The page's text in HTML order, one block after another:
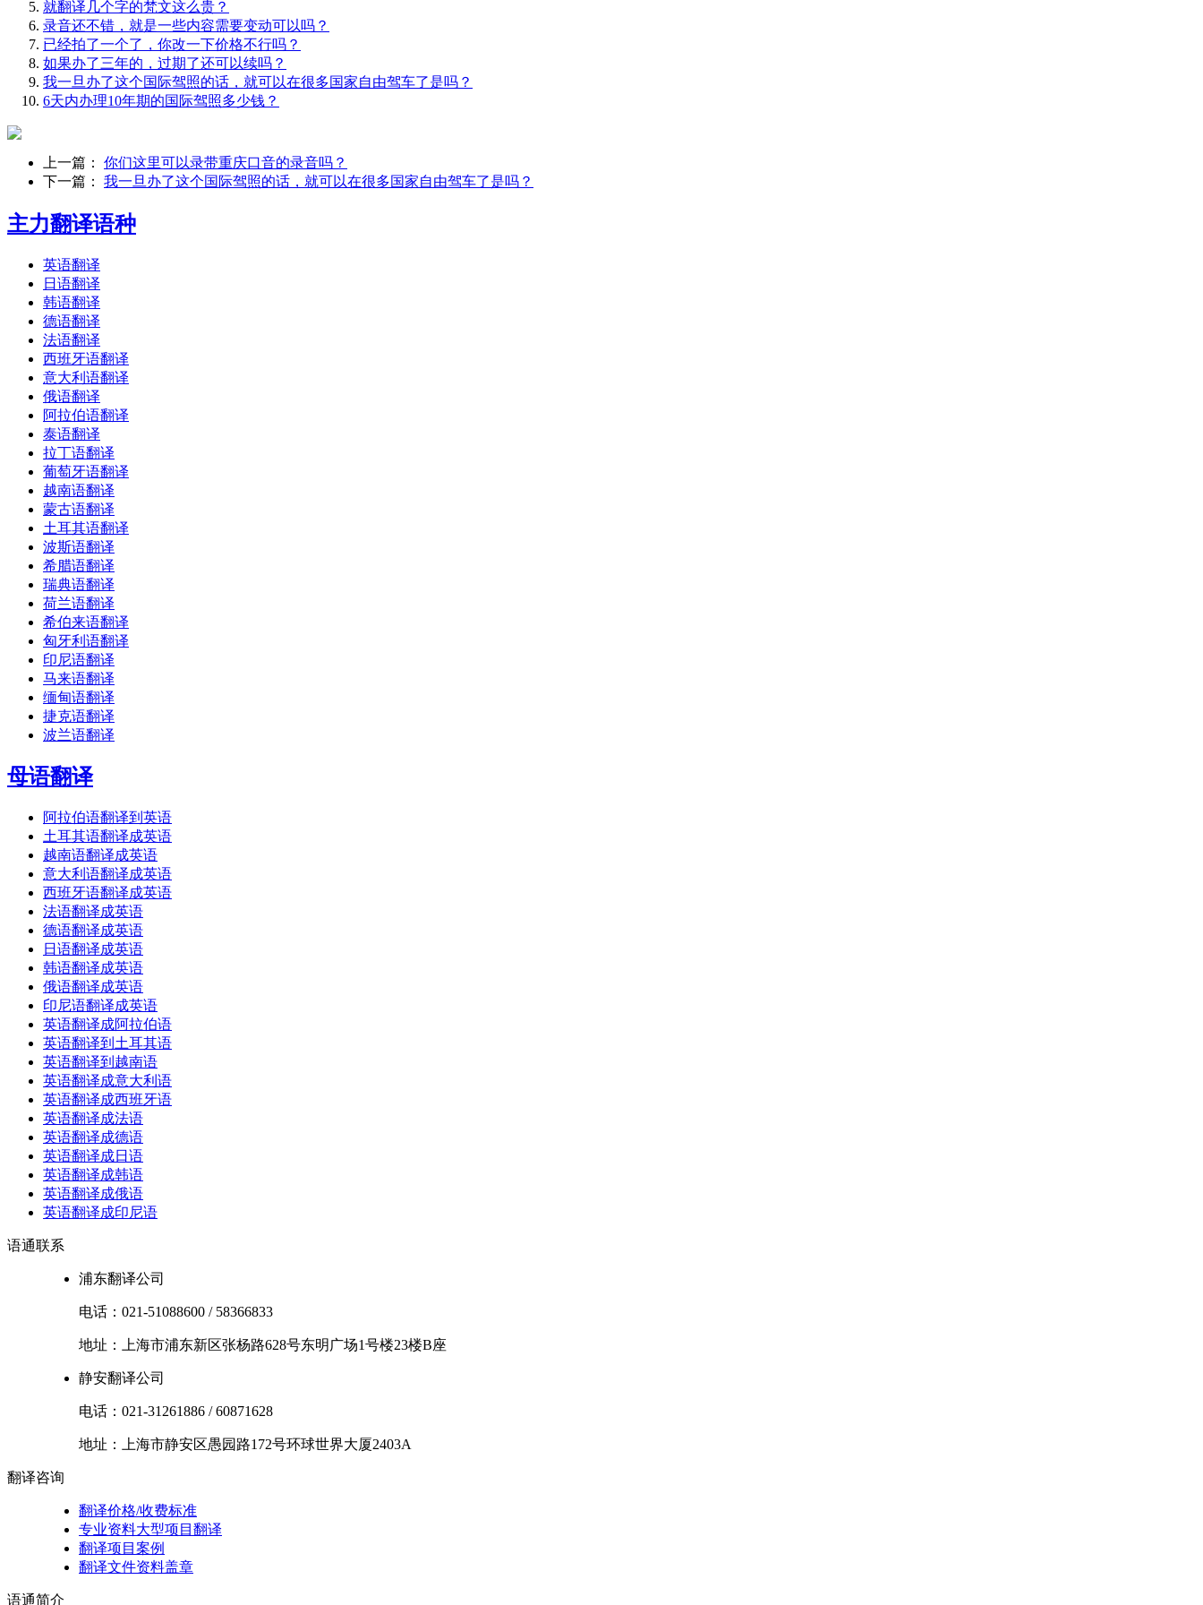
就翻译几个字的梵文这么贵？
录音还不错，就是一些内容需要变动可以吗？
已经拍了一个了，你改一下价格不行吗？
如果办了三年的，过期了还可以续吗？
我一旦办了这个国际驾照的话，就可以在很多国家自由驾车了是吗？
6天内办理10年期的国际驾照多少钱？
上一篇： 你们这里可以录带重庆口音的录音吗？
下一篇： 我一旦办了这个国际驾照的话，就可以在很多国家自由驾车了是吗？
主力翻译语种
英语翻译
日语翻译
韩语翻译
德语翻译
法语翻译
西班牙语翻译
意大利语翻译
俄语翻译
阿拉伯语翻译
泰语翻译
拉丁语翻译
葡萄牙语翻译
越南语翻译
蒙古语翻译
土耳其语翻译
波斯语翻译
希腊语翻译
瑞典语翻译
荷兰语翻译
希伯来语翻译
匈牙利语翻译
印尼语翻译
马来语翻译
缅甸语翻译
捷克语翻译
波兰语翻译
母语翻译
阿拉伯语翻译到英语
土耳其语翻译成英语
越南语翻译成英语
意大利语翻译成英语
西班牙语翻译成英语
法语翻译成英语
德语翻译成英语
日语翻译成英语
韩语翻译成英语
俄语翻译成英语
印尼语翻译成英语
英语翻译成阿拉伯语
英语翻译到土耳其语
英语翻译到越南语
英语翻译成意大利语
英语翻译成西班牙语
英语翻译成法语
英语翻译成德语
英语翻译成日语
英语翻译成韩语
英语翻译成俄语
英语翻译成印尼语
语通联系
浦东翻译公司
电话： 021-51088600 / 58366833
地址： 上海市浦东新区张杨路628号东明广场1号楼23楼B座
静安翻译公司
电话： 021-31261886 /60871628
地址： 上海市静安区愚园路172号环球世界大厦2403A
翻译咨询
翻译价格/收费标准
专业资料大型项目翻译
翻译项目案例
翻译文件资料盖章
语通简介